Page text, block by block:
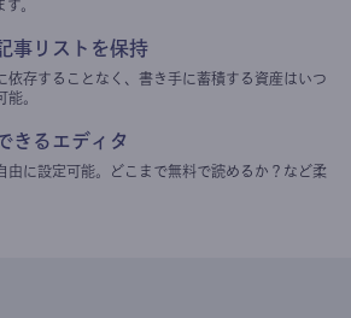
。
事リストを保持
依存することなく、書き手に蓄積する資産はいつ
能。
きるエディタ
由に設定可能。どこまで無料で読めるか？など柔